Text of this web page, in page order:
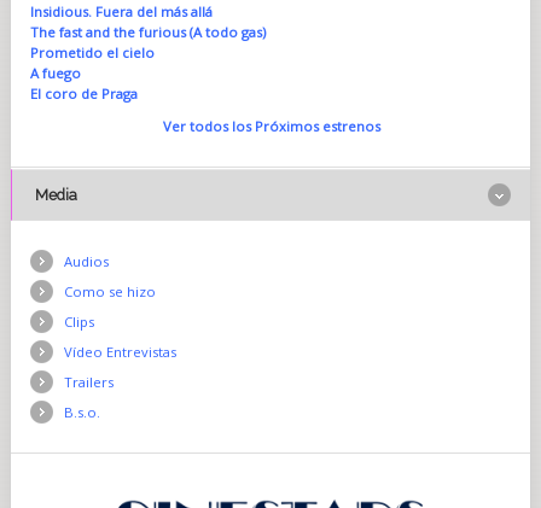
Insidious. Fuera del más allá
The fast and the furious (A todo gas)
Prometido el cielo
A fuego
El coro de Praga
Ver todos los Próximos estrenos
Media
Audios
Como se hizo
Clips
Vídeo Entrevistas
Trailers
B.s.o.